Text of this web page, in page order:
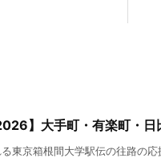
】大手町・有楽町・
東京箱根間大学駅伝の往路の